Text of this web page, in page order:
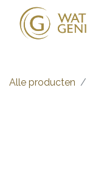
Alle producten